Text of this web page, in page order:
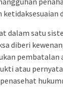
dalam satu
diberi
atau